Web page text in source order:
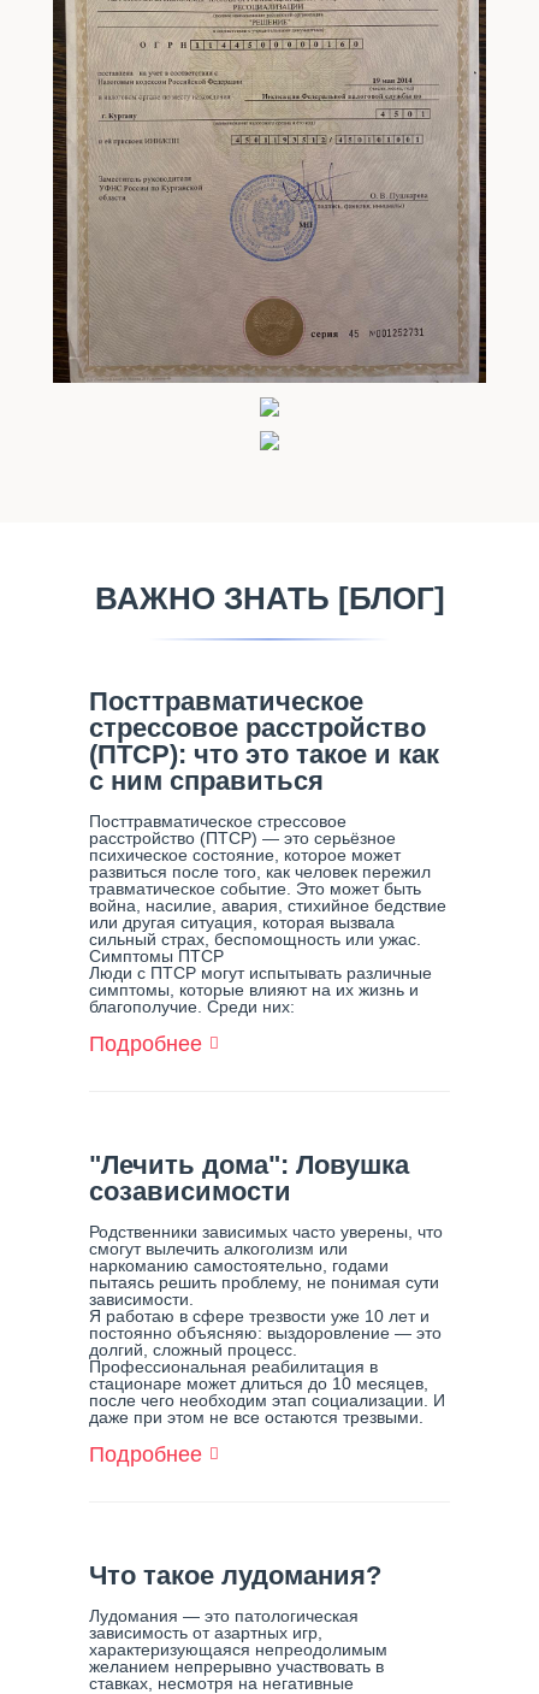
ВАЖНО ЗНАТЬ [БЛОГ]
Посттравматическое
стрессовое расстройство
(ПТСР): что это такое и как
с ним справиться
Посттравматическое стрессовое
расстройство (ПТСР) — это серьёзное
психическое состояние, которое может
развиться после того, как человек пережил
травматическое событие. Это может быть
война, насилие, авария, стихийное бедствие
или другая ситуация, которая вызвала
сильный страх, беспомощность или ужас.
Симптомы ПТСР
Люди с ПТСР могут испытывать различные
симптомы, которые влияют на их жизнь и
благополучие. Среди них:
Подробнее О
Это
Такое
Как
С
Ним
Справиться
"Лечить дома": Ловушка
созависимости
Родственники зависимых часто уверены, что
смогут вылечить алкоголизм или
наркоманию самостоятельно, годами
пытаясь решить проблему, не понимая сути
зависимости.
Я работаю в сфере трезвости уже 10 лет и
постоянно объясняю: выздоровление — это
долгий, сложный процесс.
Профессиональная реабилитация в
стационаре может длиться до 10 месяцев,
после чего необходим этап социализации. И
даже при этом не все остаются трезвыми.
Подробнее О
Что такое лудомания?
Лудомания — это патологическая
зависимость от азартных игр,
характеризующаяся непреодолимым
желанием непрерывно участвовать в
ставках, несмотря на негативные